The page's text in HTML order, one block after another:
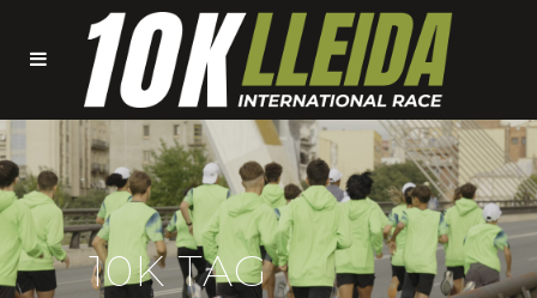
10K TAG